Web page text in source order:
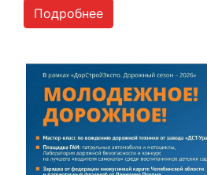
Подробнее